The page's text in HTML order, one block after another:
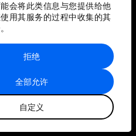
会将此类信息与您提供给他
用其服务的过程中收集的其
全部允许
自定义
拒绝
地图
界经济论坛